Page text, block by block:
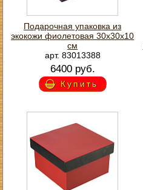
Подарочная упаковка из
экокожи фиолетовая 30х30х10
см
арт. 83013388
6400 руб.
Купить